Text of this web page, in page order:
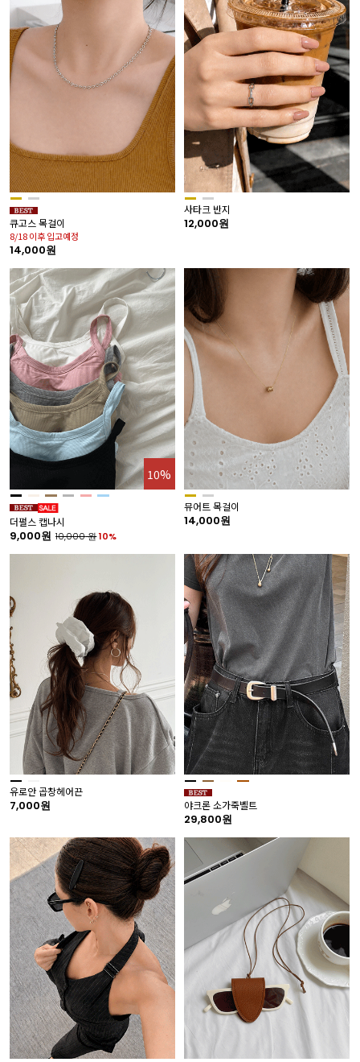
큐고스 목걸이
8/18 이후 입고예정
14,000원
사타크 반지
12,000원
10%
더펄스 캡나시
9,000원 10,000원10%
뮤어트 목걸이
14,000원
유로안 곱창헤어끈
7,000원 야크론 소가죽벨트
29,800원